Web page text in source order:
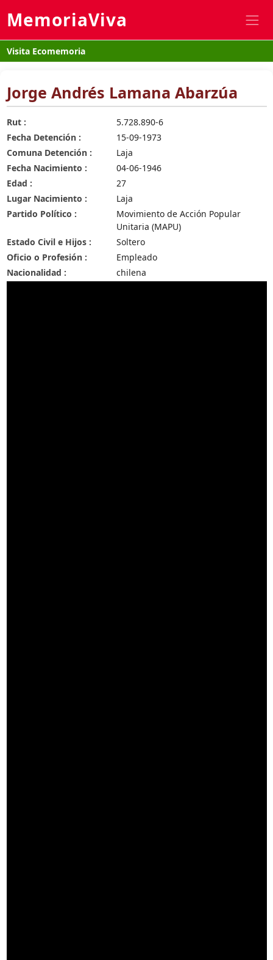
MemoriaViva
Visita Ecomemoria
Jorge Andrés Lamana Abarzúa
Rut :
5.728.890-6
Fecha Detención :
15-09-1973
Comuna Detención :
Laja
Fecha Nacimiento :
04-06-1946
Edad :
27
Lugar Nacimiento :
Laja
Partido Político :
Movimiento de Acción Popular
Unitaria (MAPU)
Estado Civil e Hijos :
Soltero
Oficio o Profesión :
Empleado
Nacionalidad :
chilena